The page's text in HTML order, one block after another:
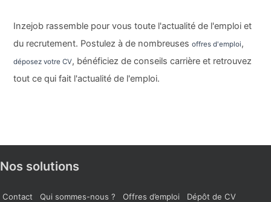
Inzejob rassemble pour vous toute l'actualité de l'emploi et
du recrutement. Postulez à de nombreusesoffres d'emploi,
déposez votre CV, bénéficiez de conseils carrière et retrouvez
tout ce qui fait l'actualité de l'emploi.
Nos solutions
Contact Qui sommes-nous ? Offres d’emploi
Dépôt de CV